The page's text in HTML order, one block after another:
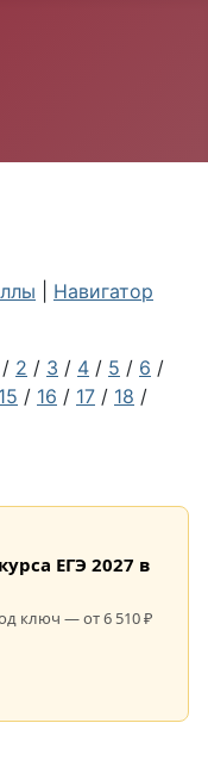
Навигатор
/ 2 / 3 / 4 / 5 / 6 /
15 / 16 / 17 / 18 /
ЕГЭ 2027 в
ключ — от 6 510 ₽